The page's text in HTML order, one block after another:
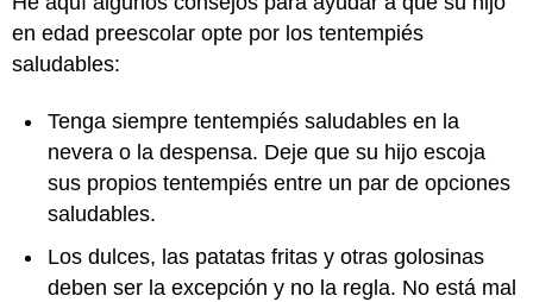
en edad preescolar opte por los tentempiés
saludables:
Tenga siempre tentempiés saludables en la
nevera o la despensa. Deje que su hijo escoja
sus propios tentempiés entre un par de opciones
saludables.
Los dulces, las patatas fritas y otras golosinas
deben ser la excepción y no la regla. No está mal